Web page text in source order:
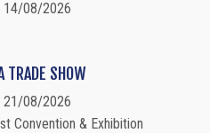
14/08/2026
TRADE SHOW
21/08/2026
Convention & Exhibition